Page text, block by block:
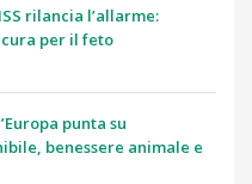
rilancia l’allarme:
per il feto
punta su
benessere animale e